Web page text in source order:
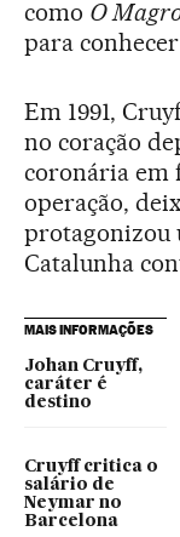
como O
para
Em 1991,
no coração
coronária em
operação,
protagonizou
Catalunha
MAIS INFORMAÇÕES
Johan Cruyff,
caráter é
destino
Cruyff critica o
salário de
Neymar no
Barcelona